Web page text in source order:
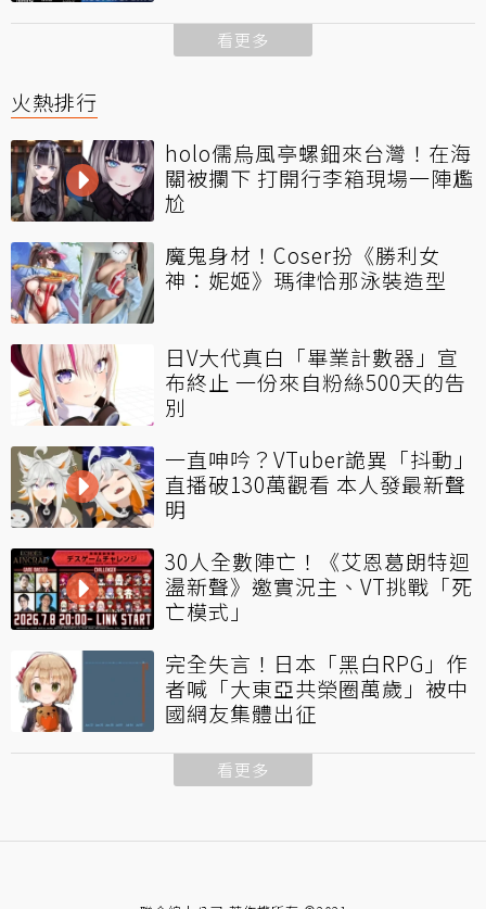
看更多
火熱排行
holo儒烏風亭螺鈿來台灣！在海
關被攔下 打開行李箱現場一陣尷
尬
魔鬼身材！Coser扮《勝利女
神：妮姬》瑪律恰那泳裝造型
日V大代真白「畢業計數器」宣
布終止 一份來自粉絲500天的告
別
一直呻吟？VTuber詭異「抖動」
直播破130萬觀看 本人發最新聲
明
30人全數陣亡！《艾恩葛朗特迴
盪新聲》邀實況主、VT挑戰「死
亡模式」
完全失言！日本「黑白RPG」作
者喊「大東亞共榮圈萬歲」被中
國網友集體出征
看更多